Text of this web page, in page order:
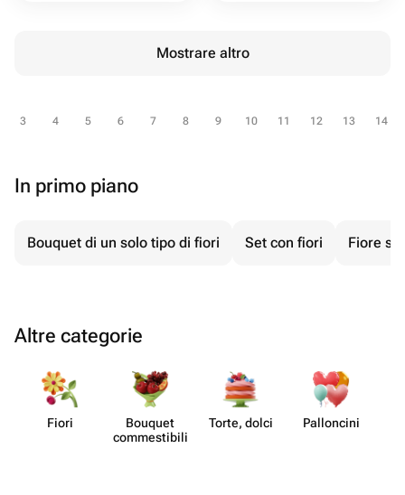
Mostrare altro
3 4 5 6 7 8 9 10 11 12 13 14
In primo piano
Bouquet di un solo tipo di fiori Set con fiori Fiore su
Altre categorie
Fiori
Bouquet
commes​tibili
Torte, dolci Pall​oncini